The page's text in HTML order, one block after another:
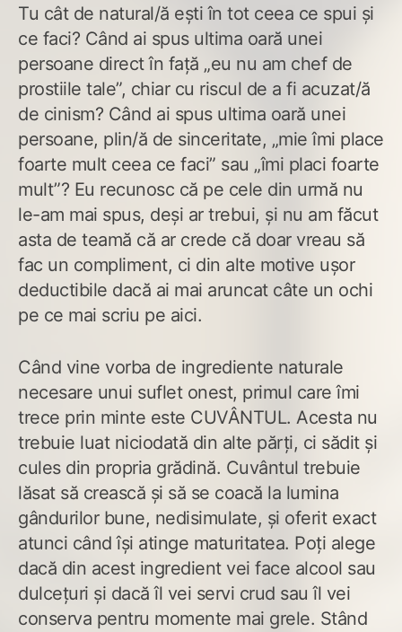
Tu cât de natural/ă ești în tot ceea ce spui și
ce faci? Când ai spus ultima oară unei
persoane direct în față „eu nu am chef de
prostiile tale”, chiar cu riscul de a fi acuzat/ă
de cinism? Când ai spus ultima oară unei
persoane, plin/ă de sinceritate, „mie îmi place
foarte mult ceea ce faci” sau „îmi placi foarte
mult”? Eu recunosc că pe cele din urmă nu
le-am mai spus, deși ar trebui, și nu am făcut
asta de teamă că ar crede că doar vreau să
fac un compliment, ci din alte motive ușor
deductibile dacă ai mai aruncat câte un ochi
pe ce mai scriu pe aici.
Când vine vorba de ingrediente naturale
necesare unui suflet onest, primul care îmi
trece prin minte este CUVÂNTUL. Acesta nu
trebuie luat niciodată din alte părți, ci sădit și
cules din propria grădină. Cuvântul trebuie
lăsat să crească și să se coacă la lumina
gândurilor bune, nedisimulate, și oferit exact
atunci când își atinge maturitatea. Poți alege
dacă din acest ingredient vei face alcool sau
dulcețuri și dacă îl vei servi crud sau îl vei
conserva pentru momente mai grele. Stând